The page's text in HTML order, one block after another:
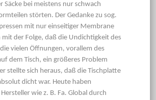
Säcke bei meistens nur schwach
störten. Der Gedanke zu sog.
mit nur einseitiger Membrane
der Folge, daß die Undichtigkeit des
vielen Öffnungen, vorallem des
dem Tisch, ein größeres Problem
stellte sich heraus, daß die Tischplatte
dicht war. Heute haben
wie z. B. Fa. Global durch